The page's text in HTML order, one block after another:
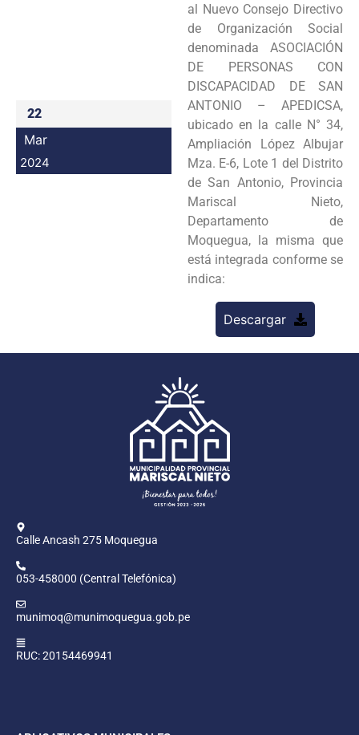
Programas
Intranet
22
Mar
2024
al Nuevo Consejo Directivo
de Organización Social
denominada ASOCIACIÓN
DE PERSONAS CON
DISCAPACIDAD DE SAN
ANTONIO – APEDICSA,
ubicado en la calle N° 34,
Ampliación López Albujar
Mza. E-6, Lote 1 del Distrito
de San Antonio, Provincia
Mariscal Nieto,
Departamento de
Moquegua, la misma que
está integrada conforme se
indica:
Descargar
Calle Ancash 275 Moquegua
053-458000 (Central Telefónica)
munimoq@munimoquegua.gob.pe
RUC: 20154469941